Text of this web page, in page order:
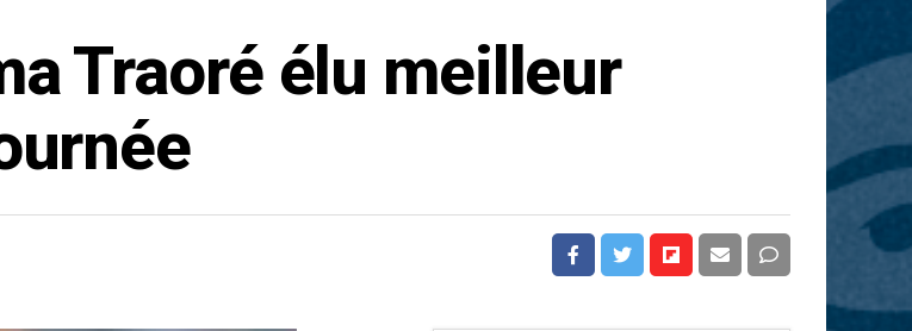
Traoré élu meilleur